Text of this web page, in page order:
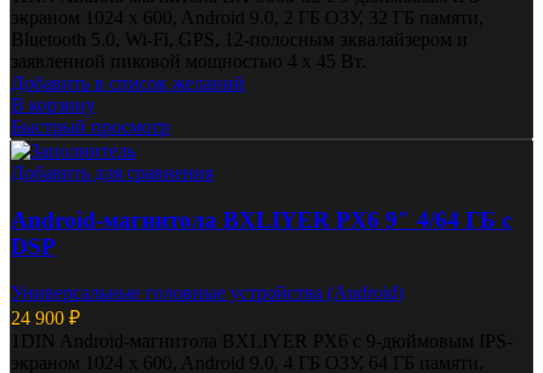
экраном 1024 x 600, Android 9.0, 2 ГБ ОЗУ, 32 ГБ памяти,
Bluetooth 5.0, Wi-Fi, GPS, 12-полосным эквалайзером и
заявленной пиковой мощностью 4 x 45 Вт.
Добавить в список желаний
В корзину
Быстрый просмотр
Добавить для сравнения
Android-магнитола BXLIYER PX6 9″ 4/64 ГБ с
DSP
Универсальные головные устройства (Android)
24 900 ₽
1DIN Android-магнитола BXLIYER PX6 с 9-дюймовым IPS-
экраном 1024 x 600, Android 9.0, 4 ГБ ОЗУ, 64 ГБ памяти,